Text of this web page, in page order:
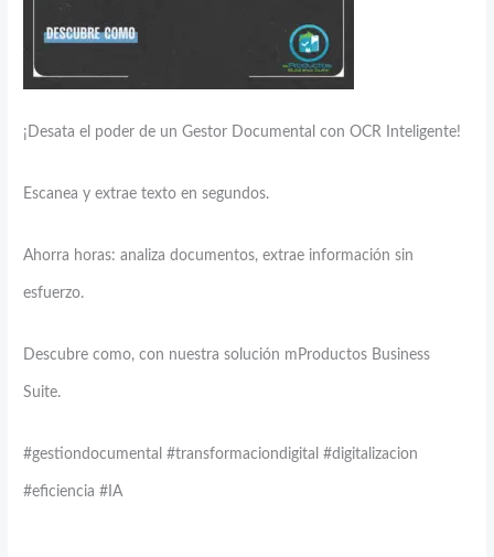
¡Desata el poder de un Gestor Documental con OCR Inteligente!
Escanea y extrae texto en segundos.
Ahorra horas: analiza documentos, extrae información sin
esfuerzo.
Descubre como, con nuestra solución mProductos Business
Suite.
#gestiondocumental #transformaciondigital #digitalizacion
#eficiencia #IA